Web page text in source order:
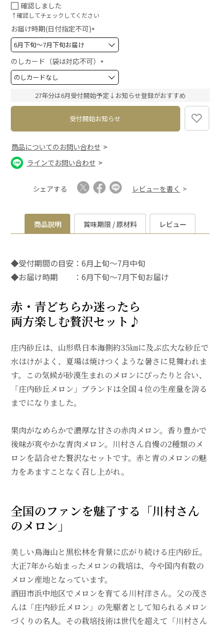
確認しました
↑確認してチェックしてください
お届け時期(日付指定不可)
必
須
)
のしカード（袋は対応不可）
必
須
27年分は6月受付開始予定↓お知らせ登録がおすすめ
受付開始お知らせ
商品についてのお問い合わせ
ラインでお問い合わせ
シェアする レビューを書く
商品説明 賞味期限 / 原材料 レビュー
◆受付期間の目安：6月上旬～7月中旬
◆お届け時期 ：6月下旬～7月下旬お届け
赤・青どちらか迷ったら
両方楽しむ贅沢セット♪
庄内砂丘は、山形県日本海側約35㎞に及ぶ広大な砂丘で
水はけがよく、夏場は焼けつくような暑さに見舞われま
す。この気候が砂漠生まれのメロンにぴったりと合い、
「庄内砂丘メロン」ブランドは全国４位の生産量を誇る
までになりました。
果肉がなめらかで濃厚な甘さの赤肉メロン。香り豊かで
後味が爽やかな青肉メロン。川村さん自慢の2種類のメ
ロンを詰合せた贅沢なセットです。赤と青のメロンの魅
力をあますことなく召し上がれ。
全国のファンを魅了する「川村さん
のメロン」
美しい鳥海山と黒松林を背景に広がり続ける庄内砂丘。
大正7年から始まったメロンの栽培は、今や国内有数の
メロン産地となっています。
酒田市浜中地区でメロンを育てる川村洋さん。父の茂さ
んは「庄内砂丘メロン」の先駆者として知られるメロン
づくりの名人。その栽培技術は世代を超えて「川村さん